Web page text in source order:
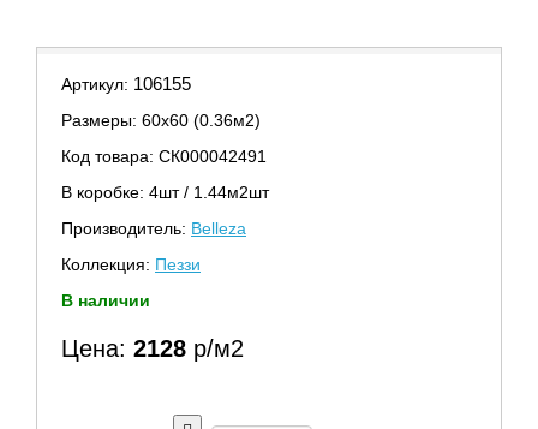
Артикул: 106155
Размеры: 60х60 (0.36м2)
Код товара: СК000042491
В коробке: 4шт / 1.44м2шт
Производитель: Belleza
Коллекция: Пеззи
В наличии
Цена: 2128 р/м2